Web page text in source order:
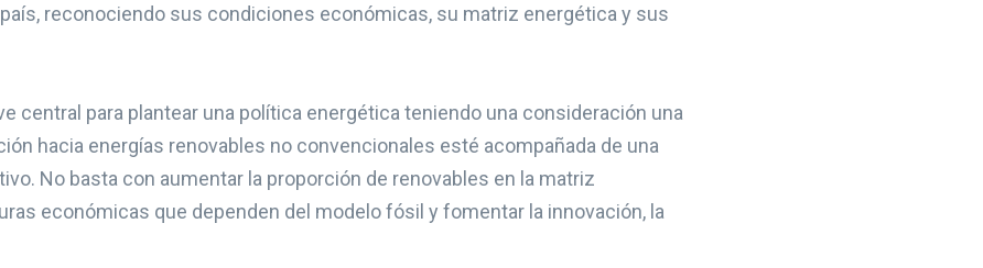
reconociendo sus condiciones económicas, su matriz energética y sus
central para plantear una política energética teniendo una consideración una
hacia energías renovables no convencionales esté acompañada de una
No basta con aumentar la proporción de renovables en la matriz
económicas que dependen del modelo fósil y fomentar la innovación, la